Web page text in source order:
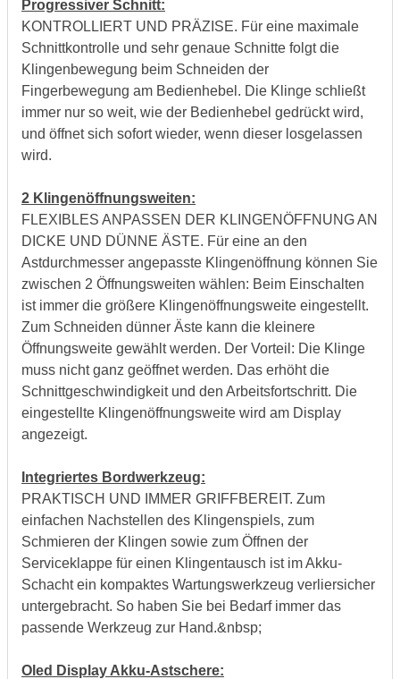
Progressiver Schnitt:
KONTROLLIERT UND PRÄZISE. Für eine maximale
Schnittkontrolle und sehr genaue Schnitte folgt die
Klingenbewegung beim Schneiden der
Fingerbewegung am Bedienhebel. Die Klinge schließt
immer nur so weit, wie der Bedienhebel gedrückt wird,
und öffnet sich sofort wieder, wenn dieser losgelassen
wird.
2 Klingenöffnungsweiten:
FLEXIBLES ANPASSEN DER KLINGENÖFFNUNG AN
DICKE UND DÜNNE ÄSTE. Für eine an den
Astdurchmesser angepasste Klingenöffnung können Sie
zwischen 2 Öffnungsweiten wählen: Beim Einschalten
ist immer die größere Klingenöffnungsweite eingestellt.
Zum Schneiden dünner Äste kann die kleinere
Öffnungsweite gewählt werden. Der Vorteil: Die Klinge
muss nicht ganz geöffnet werden. Das erhöht die
Schnittgeschwindigkeit und den Arbeitsfortschritt. Die
eingestellte Klingenöffnungsweite wird am Display
angezeigt.
Integriertes Bordwerkzeug:
PRAKTISCH UND IMMER GRIFFBEREIT. Zum
einfachen Nachstellen des Klingenspiels, zum
Schmieren der Klingen sowie zum Öffnen der
Serviceklappe für einen Klingentausch ist im Akku-
Schacht ein kompaktes Wartungswerkzeug verliersicher
untergebracht. So haben Sie bei Bedarf immer das
passende Werkzeug zur Hand.&nbsp;
Oled Display Akku-Astschere: